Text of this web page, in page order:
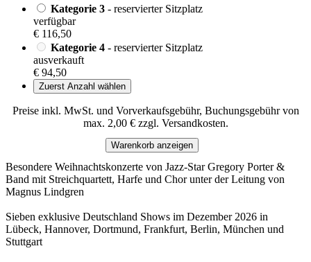
Kategorie 3 - reservierter Sitzplatz
verfügbar
€ 116,50
Kategorie 4 - reservierter Sitzplatz
ausverkauft
€ 94,50
Zuerst Anzahl wählen
Preise inkl. MwSt. und Vorverkaufsgebühr, Buchungsgebühr von
max. 2,00 € zzgl. Versandkosten.
Warenkorb anzeigen
Besondere Weihnachtskonzerte von Jazz-Star Gregory Porter &
Band mit Streichquartett, Harfe und Chor unter der Leitung von
Magnus Lindgren
Sieben exklusive Deutschland Shows im Dezember 2026 in
Lübeck, Hannover, Dortmund, Frankfurt, Berlin, München und
Stuttgart